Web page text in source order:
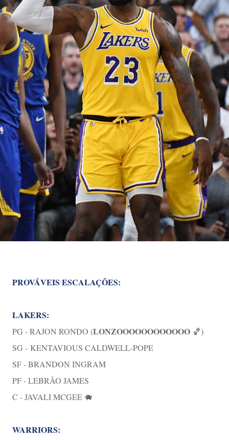
PROVÁVEIS ESCALAÇÕES:
LAKERS:
PG - RAJON RONDO (LONZOOOOOOOOOOOO 🏀)
SG - KENTAVIOUS CALDWELL-POPE
SF - BRANDON INGRAM
PF - LEBRÃO JAMES
C - JAVALI MCGEE 🐗
WARRIORS: